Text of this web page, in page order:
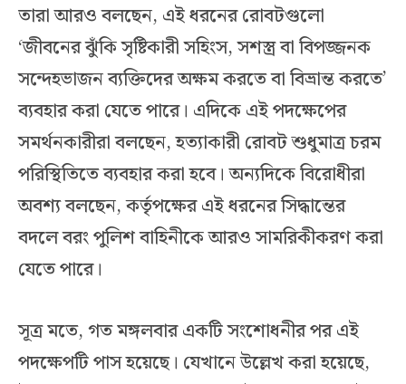
তারা আরও বলছেন, এই ধরনের রোবটগুলো
‘জীবনের ঝুঁকি সৃষ্টিকারী সহিংস, সশস্ত্র বা বিপজ্জনক
সন্দেহভাজন ব্যক্তিদের অক্ষম করতে বা বিভ্রান্ত করতে’
ব্যবহার করা যেতে পারে। এদিকে এই পদক্ষেপের
সমর্থনকারীরা বলছেন, হত্যাকারী রোবট শুধুমাত্র চরম
পরিস্থিতিতে ব্যবহার করা হবে। অন্যদিকে বিরোধীরা
অবশ্য বলছেন, কর্তৃপক্ষের এই ধরনের সিদ্ধান্তের
বদলে বরং পুলিশ বাহিনীকে আরও সামরিকীকরণ করা
যেতে পারে।
সূত্র মতে, গত মঙ্গলবার একটি সংশোধনীর পর এই
পদক্ষেপটি পাস হয়েছে। যেখানে উল্লেখ করা হয়েছে,